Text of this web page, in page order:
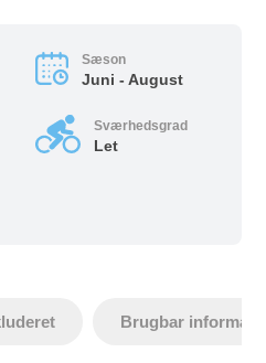
Sæson
Juni - August
Sværhedsgrad
Let
Brugbar